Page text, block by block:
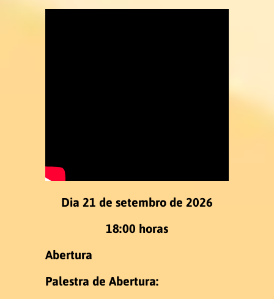
Trabalho de Conclusão de Curso
V Semana do Letras Libras e V
Dia 21 de setembro de 2026
18:00 horas
Abertura
Palestra de Abertura: